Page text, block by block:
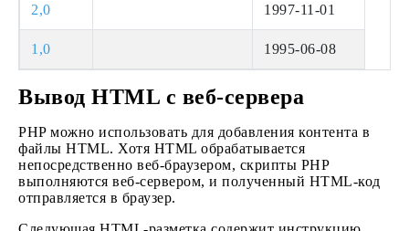
2,0 1997-11-01
1,0 1995-06-08
Вывод HTML с веб-сервера
PHP можно использовать для добавления контента в
файлы HTML. Хотя HTML обрабатывается
непосредственно веб-браузером, скрипты PHP
выполняются веб-сервером, и полученный HTML-код
отправляется в браузер.